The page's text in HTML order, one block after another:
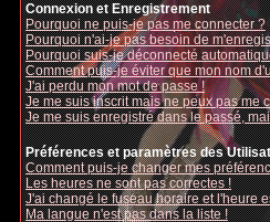
Connexion et Enregistrement
Pourquoi ne puis-je pas me connecter ?
Pourquoi n'ai-je pas besoin de
Pourquoi suis-je déconnecté
Comment puis-je éviter que mon nom
J'ai perdu mon mot de passe !
Je me suis inscrit mais ne peux pas me
Je me suis enregistré dans le passé,
Préférences et paramètres des
Comment puis-je changer mes
Les heures ne sont pas correctes !
J'ai changé le fuseau horaire et l'heure
Ma langue n'est pas dans la liste !